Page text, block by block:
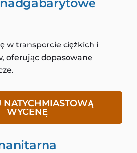
w transporcie ciężkich i
oferując dopasowane
NATYCHMIASTOWĄ
WYCENĘ